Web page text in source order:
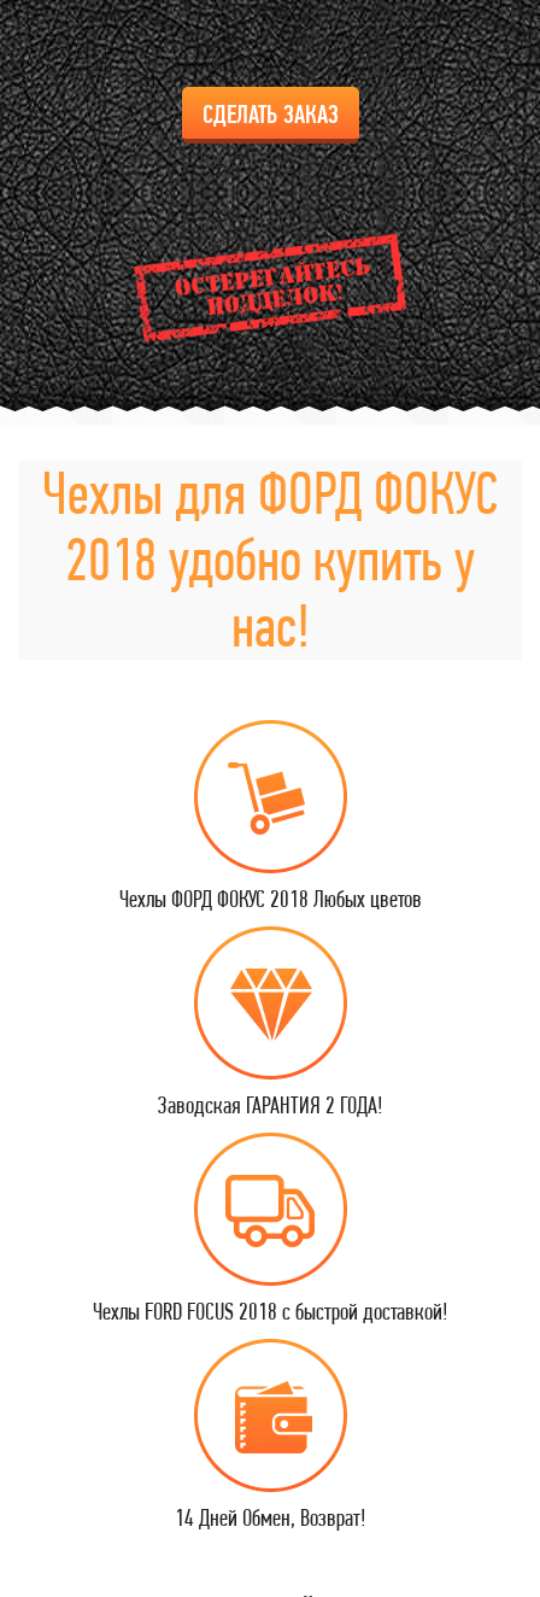
СДЕЛАТЬ ЗАКАЗ
Чехлы для ФОРД ФОКУС
2018 удобно купить у
нас!
Чехлы ФОРД ФОКУС 2018 Любых цветов
Заводская ГАРАНТИЯ 2 ГОДА!
Чехлы FORD FOCUS 2018 с быстрой доставкой!
14 Дней Обмен, Возврат!